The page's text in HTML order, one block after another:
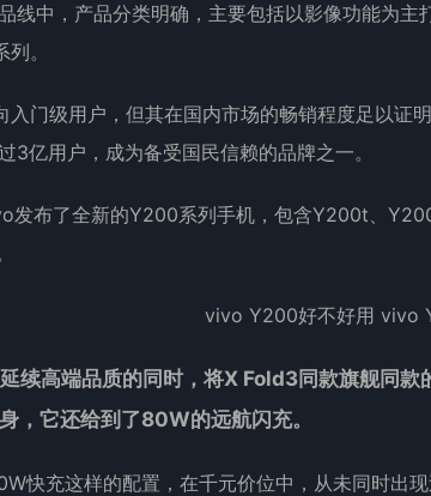
线中，产品分类明确，主要包括以影像功能为
。
入门级用户，但其在国内市场的畅销程度足以证
3亿用户，成为备受国民信赖的品牌之一。
发布了全新的Y200系列手机，包含Y200t、
续高端品质的同时，将X Fold3同款旗舰同
，它还给到了80W的远航闪充。
快充这样的配置，在千元价位中，从未同时出现